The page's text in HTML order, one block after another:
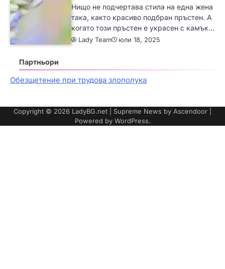
Нищо не подчертава стила на една жена
така, както красиво подбран пръстен. А
когато този пръстен е украсен с камък…
Lady Team юли 18, 2025
Партньори
Обезщетение при трудова злополука
Copyright © 2026 LadyBG.net | Supreme News by Ascendoor
Powered by WordPress.